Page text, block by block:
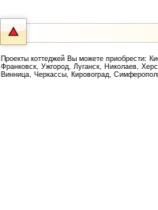
Проекты коттеджей Вы можете приобрести:
Франковск, Ужгород, Луганск, Николаев,
Винница, Черкассы, Кировоград,